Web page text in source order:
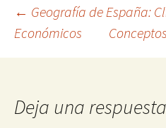
de
entradas
← Geografía de España:
Económicos
Deja una respuesta